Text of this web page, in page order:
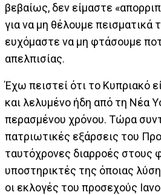
βεβαίως, δεν είμαστε
για να μη θέλουμε πεισματικά
ευχόμαστε να μη φτάσουμε
απελπισίας.
Έχω πειστεί ότι το Κυπριακό
και λελυμένο ήδη από τη Νέα
περασμένου χρόνου. Τώρα
πατριωτικές εξάρσεις του
ταυτόχρονες διαρροές στους
υποστηρικτές της όποιας
οι εκλογές του προσεχούς